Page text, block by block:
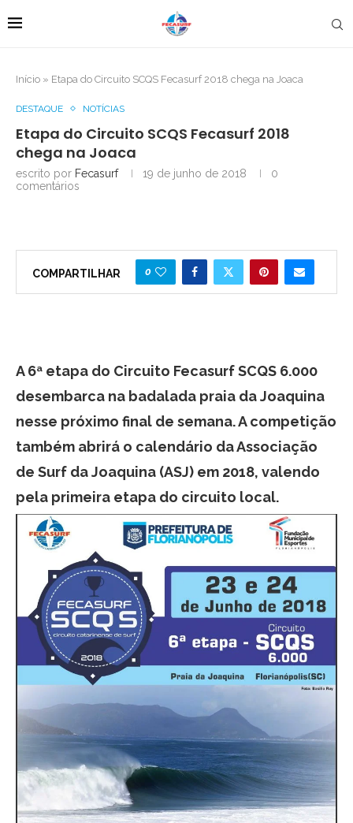
Início » Etapa do Circuito SCQS Fecasurf 2018 chega na Joaca
DESTAQUE NOTÍCIAS
Etapa do Circuito SCQS Fecasurf 2018
chega na Joaca
escrito por Fecasurf 19 de junho de 2018
0
comentários
COMPARTILHAR 0
A 6ª etapa do Circuito Fecasurf SCQS 6.000
desembarca na badalada praia da Joaquina
nesse próximo final de semana. A competição
também abrirá o calendário da Associação
de Surf da Joaquina (ASJ) em 2018, valendo
pela primeira etapa do circuito local.